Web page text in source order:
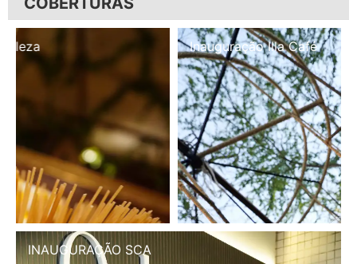
Inauguração Illa Café
INAUGURAÇÃO SCA